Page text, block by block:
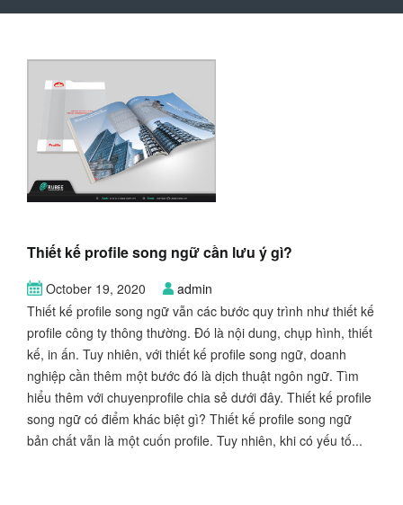
Thiết kế profile song ngữ cần lưu ý gì?
October 19, 2020
admin
Thiết kế profile song ngữ vẫn các bước quy trình như thiết kế
profile công ty thông thường. Đó là nội dung, chụp hình, thiết
kế, in ấn. Tuy nhiên, với thiết kế profile song ngữ, doanh
nghiệp cần thêm một bước đó là dịch thuật ngôn ngữ. Tìm
hiểu thêm với chuyenprofile chia sẻ dưới đây. Thiết kế profile
song ngữ có điểm khác biệt gì? Thiết kế profile song ngữ
bản chất vẫn là một cuốn profile. Tuy nhiên, khi có yếu tố...